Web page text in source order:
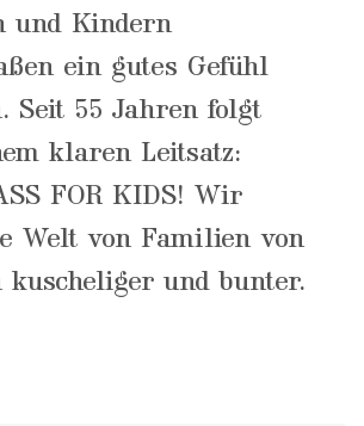
und Kindern
ein gutes Gefühl
Seit 55 Jahren folgt
klaren Leitsatz:
FOR KIDS! Wir
Welt von Familien von
kuscheliger und bunter.